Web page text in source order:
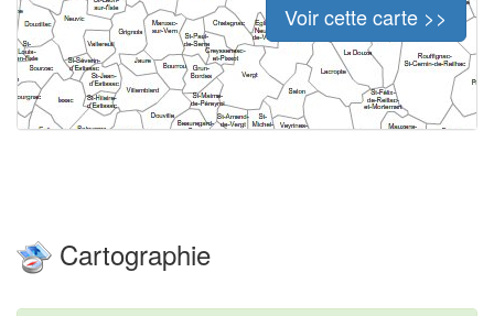
Voir cette carte >>
Cartographie